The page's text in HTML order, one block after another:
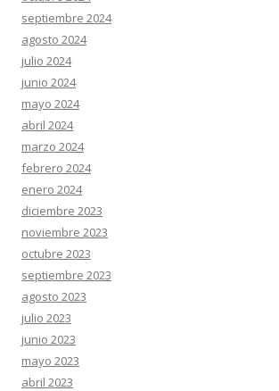
septiembre 2024
agosto 2024
julio 2024
junio 2024
mayo 2024
abril 2024
marzo 2024
febrero 2024
enero 2024
diciembre 2023
noviembre 2023
octubre 2023
septiembre 2023
agosto 2023
julio 2023
junio 2023
mayo 2023
abril 2023